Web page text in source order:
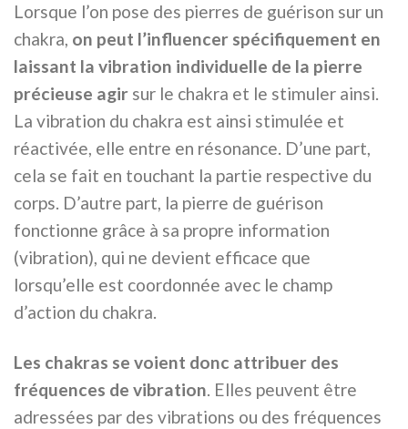
Lorsque l’on pose des pierres de guérison sur un
chakra, on peut l’influencer spécifiquement en
laissant la vibration individuelle de la pierre
précieuse agir sur le chakra et le stimuler ainsi.
La vibration du chakra est ainsi stimulée et
réactivée, elle entre en résonance. D’une part,
cela se fait en touchant la partie respective du
corps. D’autre part, la pierre de guérison
fonctionne grâce à sa propre information
(vibration), qui ne devient efficace que
lorsqu’elle est coordonnée avec le champ
d’action du chakra.
Les chakras se voient donc attribuer des
fréquences de vibration. Elles peuvent être
adressées par des vibrations ou des fréquences